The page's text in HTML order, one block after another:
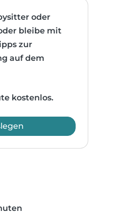
oder
bleibe mit
zur
auf dem
kostenlos.